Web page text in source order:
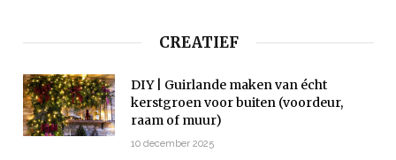
CREATIEF
DIY | Guirlande maken van écht
kerstgroen voor buiten (voordeur,
raam of muur)
10 december 2025